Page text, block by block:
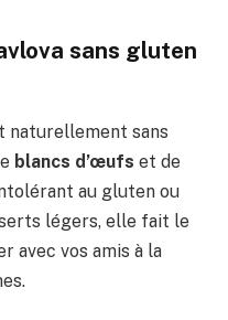
sans gluten
naturellement sans
blancs d’œufs et de
au gluten ou
légers, elle fait le
avec vos amis à la